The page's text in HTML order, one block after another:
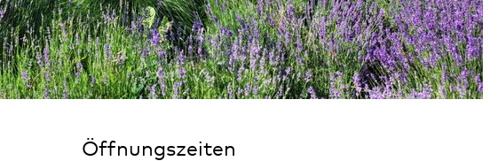
Öffnungszeiten